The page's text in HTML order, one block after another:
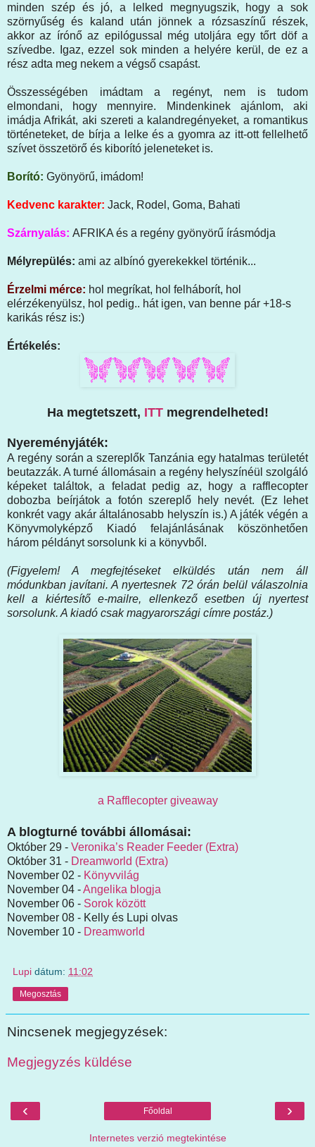
minden szép és jó, a lelked megnyugszik, hogy a sok
szörnyűség és kaland után jönnek a rózsaszínű részek,
akkor az írónő az epilógussal még utoljára egy tőrt döf a
szívedbe. Igaz, ezzel sok minden a helyére kerül, de ez a
rész adta meg nekem a végső csapást.
Összességében imádtam a regényt, nem is tudom
elmondani, hogy mennyire. Mindenkinek ajánlom, aki
imádja Afrikát, aki szereti a kalandregényeket, a romantikus
történeteket, de bírja a lelke és a gyomra az itt-ott fellelhető
szívet összetörő és kiborító jeleneteket is.
Borító: Gyönyörű, imádom!
Kedvenc karakter: Jack, Rodel, Goma, Bahati
Szárnyalás: AFRIKA és a regény gyönyörű írásmódja
Mélyrepülés: ami az albínó gyerekekkel történik...
Érzelmi mérce: hol megríkat, hol felháborít, hol
elérzékenyülsz, hol pedig.. hát igen, van benne pár +18-s
karikás rész is:)
Értékelés:
Ha megtetszett, ITTmegrendelheted!
Nyereményjáték:
A regény során a szereplők Tanzánia egy hatalmas területét
beutazzák. A turné állomásain a regény helyszínéül szolgáló
képeket találtok, a feladat pedig az, hogy a rafflecopter
dobozba beírjátok a fotón szereplő hely nevét. (Ez lehet
konkrét vagy akár általánosabb helyszín is.) A játék végén a
Könyvmolyképző Kiadó felajánlásának köszönhetően
három példányt sorsolunk ki a könyvből.
(Figyelem! A megfejtéseket elküldés után nem áll
módunkban javítani. A nyertesnek 72 órán belül válaszolnia
kell a kiértesítő e-mailre, ellenkező esetben új nyertest
sorsolunk. A kiadó csak magyarországi címre postáz.)
a Rafflecopter giveaway
A blogturné további állomásai:
Október 29 - Veronika’s Reader Feeder (Extra)
Október 31 - Dreamworld (Extra)
November 02 - Könyvvilág
November 04 -Angelika blogja
November 06 - Sorok között
November 08 - Kelly és Lupi olvas
November 10 - Dreamworld
Lupi dátum: 11:02
Megosztás
Nincsenek megjegyzések:
Megjegyzés küldése
‹ ›
Főoldal
Internetes verzió megtekintése